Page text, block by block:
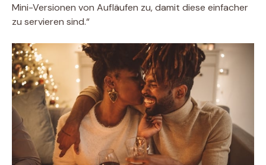
Mini-Versionen von Aufläufen zu, damit diese einfacher
zu servieren sind.“